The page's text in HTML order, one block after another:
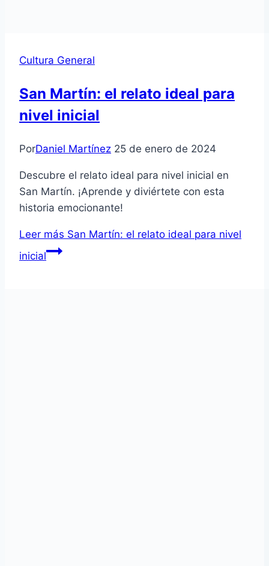
Cultura General
San Martín: el relato ideal para
nivel inicial
PorDaniel Martínez 25 de enero de 2024
Descubre el relato ideal para nivel inicial en
San Martín. ¡Aprende y diviértete con esta
historia emocionante!
Leer más San Martín: el relato ideal para nivel
inicial